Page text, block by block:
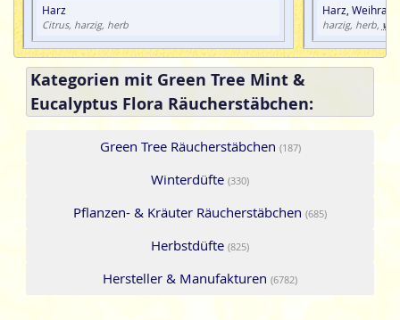
Harz
Citrus, harzig, herb
Harz,
harzig, herb,
Kategorien mit Green Tree Mint &
Eucalyptus Flora Räucherstäbchen:
Green Tree Räucherstäbchen (187)
Winterdüfte (330)
Pflanzen- & Kräuter Räucherstäbchen (685)
Herbstdüfte (825)
Hersteller & Manufakturen (6782)